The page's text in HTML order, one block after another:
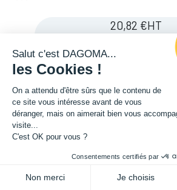
20,82 €HT
TVA comprise)
Soyez averti lorsque le
nouveau en stock
Salut c'est DAGOMA...
les Cookies !
On a attendu d'être sûrs que le contenu de
ce site vous intéresse avant de vous
déranger, mais on aimerait bien vous
visite...
C'est OK pour vous ?
Consentements certifiés par
Non merci Je choisis